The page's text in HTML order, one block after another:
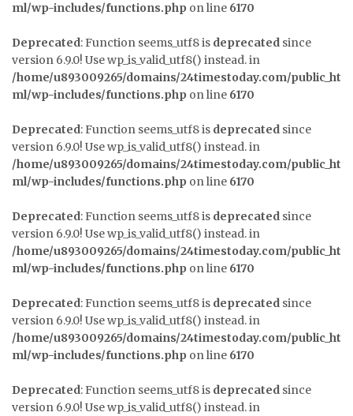
ml/wp-includes/functions.php on line 6170
Deprecated: Function seems_utf8 is deprecated since
version 6.9.0! Use wp_is_valid_utf8() instead. in
/home/u893009265/domains/24timestoday.com/public_ht
ml/wp-includes/functions.php on line 6170
Deprecated: Function seems_utf8 is deprecated since
version 6.9.0! Use wp_is_valid_utf8() instead. in
/home/u893009265/domains/24timestoday.com/public_ht
ml/wp-includes/functions.php on line 6170
Deprecated: Function seems_utf8 is deprecated since
version 6.9.0! Use wp_is_valid_utf8() instead. in
/home/u893009265/domains/24timestoday.com/public_ht
ml/wp-includes/functions.php on line 6170
Deprecated: Function seems_utf8 is deprecated since
version 6.9.0! Use wp_is_valid_utf8() instead. in
/home/u893009265/domains/24timestoday.com/public_ht
ml/wp-includes/functions.php on line 6170
Deprecated: Function seems_utf8 is deprecated since
version 6.9.0! Use wp_is_valid_utf8() instead. in